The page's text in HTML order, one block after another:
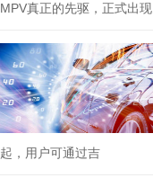
MPV真正的先驱，正式
起，用户可通过吉